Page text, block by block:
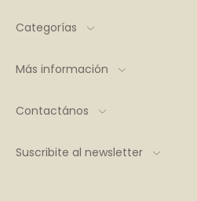
Categorías
Más información
Contactános
Suscribite al newsletter